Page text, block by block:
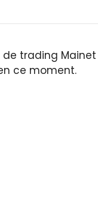
trading
ce moment.